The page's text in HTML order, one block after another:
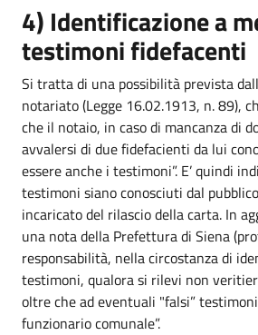
4) Identificazione a
testimoni fidefacenti
Si tratta di una possibilità prevista
notariato (Legge 16.02.1913, n. 89),
che il notaio, in caso di mancanza di
avvalersi di due fidefacienti da lui
essere anche i testimoni”. E’ quindi
testimoni siano conosciuti dal
incaricato del rilascio della carta. In
una nota della Prefettura di Siena
responsabilità, nella circostanza di
testimoni, qualora si rilevi non
oltre che ad eventuali "falsi”
funzionario comunale”.